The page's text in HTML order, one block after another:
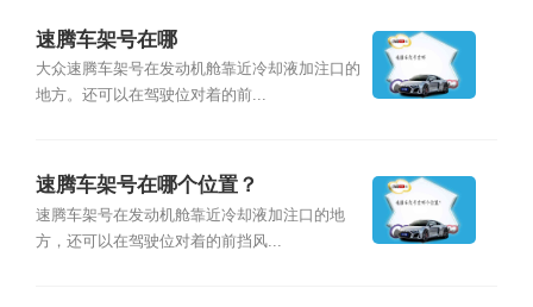
速腾车架号在哪
大众速腾车架号在发动机舱靠近冷却液加注口的
地方。还可以在驾驶位对着的前...
速腾车架号在哪个位置？
速腾车架号在发动机舱靠近冷却液加注口的地
方，还可以在驾驶位对着的前挡风...